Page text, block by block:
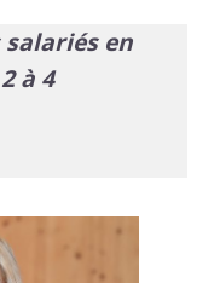
salariés en
à 4